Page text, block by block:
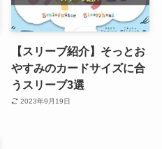
【スリーブ紹介】そっとお
やすみのカードサイズに合
うスリーブ3選
2023年9月19日